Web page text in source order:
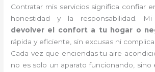
Contratar mis servicios significa confiar
honestidad y la responsabilidad.
devolver el confort a tu hogar o
rápida y eficiente, sin excusas ni
Cada vez que enciendas tu aire
no es solo un aparato funcionando, sino